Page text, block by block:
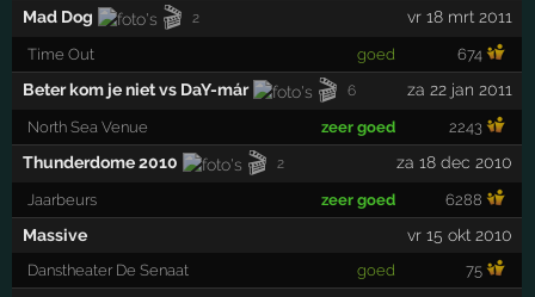
Mad Dog 🎬 2 vr 18 mrt 2011
Time Out goed 674
Beter kom je niet vs DaY-már 🎬 6 za 22 jan 2011
North Sea Venue zeer goed 2243
Thunderdome 2010 🎬 2 za 18 dec 2010
Jaarbeurs zeer goed 6288
Massive vr 15 okt 2010
Danstheater De Senaat goed 75